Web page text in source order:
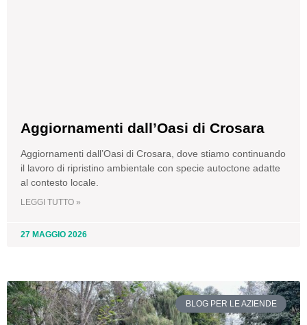
Aggiornamenti dall’Oasi di Crosara
Aggiornamenti dall’Oasi di Crosara, dove stiamo continuando
il lavoro di ripristino ambientale con specie autoctone adatte
al contesto locale.
LEGGI TUTTO »
27 MAGGIO 2026
BLOG PER LE AZIENDE